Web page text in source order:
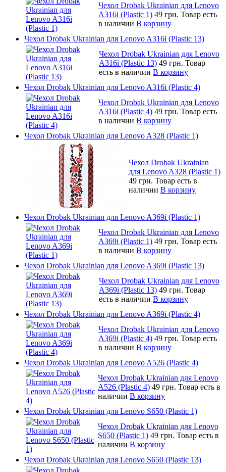
Чехол Drobak Ukrainian для Lenovo
A316i (Plastic 1) 49 грн. Товар есть
в наличии В корзину
Чехол Drobak Ukrainian для Lenovo A316i (Plastic 13)
Чехол Drobak Ukrainian для Lenovo
A316i (Plastic 13) 49 грн. Товар
есть в наличии В корзину
Чехол Drobak Ukrainian для Lenovo A316i (Plastic 4)
Чехол Drobak Ukrainian для Lenovo
A316i (Plastic 4) 49 грн. Товар есть
в наличии В корзину
Чехол Drobak Ukrainian для Lenovo A328 (Plastic 1)
Чехол Drobak Ukrainian
для Lenovo A328 (Plastic 1)
49 грн. Товар есть в
наличии В корзину
Чехол Drobak Ukrainian для Lenovo A369i (Plastic 1)
Чехол Drobak Ukrainian для Lenovo
A369i (Plastic 1) 49 грн. Товар есть
в наличии В корзину
Чехол Drobak Ukrainian для Lenovo A369i (Plastic 13)
Чехол Drobak Ukrainian для Lenovo
A369i (Plastic 13) 49 грн. Товар
есть в наличии В корзину
Чехол Drobak Ukrainian для Lenovo A369i (Plastic 4)
Чехол Drobak Ukrainian для Lenovo
A369i (Plastic 4) 49 грн. Товар есть
в наличии В корзину
Чехол Drobak Ukrainian для Lenovo A526 (Plastic 4)
Чехол Drobak Ukrainian для Lenovo
A526 (Plastic 4) 49 грн. Товар есть в
наличии В корзину
Чехол Drobak Ukrainian для Lenovo S650 (Plastic 1)
Чехол Drobak Ukrainian для Lenovo
S650 (Plastic 1) 49 грн. Товар есть в
наличии В корзину
Чехол Drobak Ukrainian для Lenovo S650 (Plastic 13)